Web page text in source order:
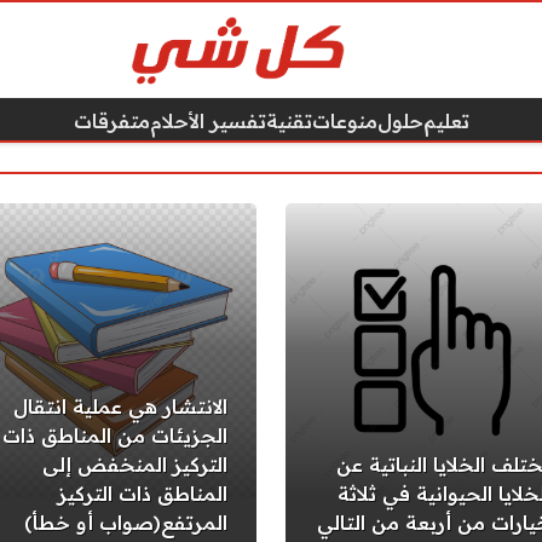
تعليمحلولمنوعاتتقنيةتفسير الأحلاممتفرقات
الخلايا النباتية عن
الحيوانية في ثلاثة
من أربعة من التالي
الانتشار هي عملية انتقال
الجزيئات من المناطق ذات
التركيز المنخفض إلى
المناطق ذات التركيز
المرتفع(صواب أو خطأ)